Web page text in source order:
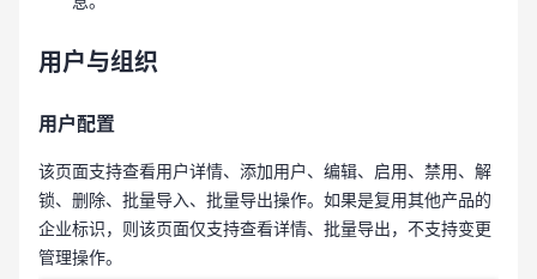
用户与组织
用户配置
该页面支持查看用户详情、添加用户、编辑、启用、禁用、解
锁、删除、批量导入、批量导出操作。如果是复用其他产品的
企业标识，则该页面仅支持查看详情、批量导出，不支持变更
管理操作。